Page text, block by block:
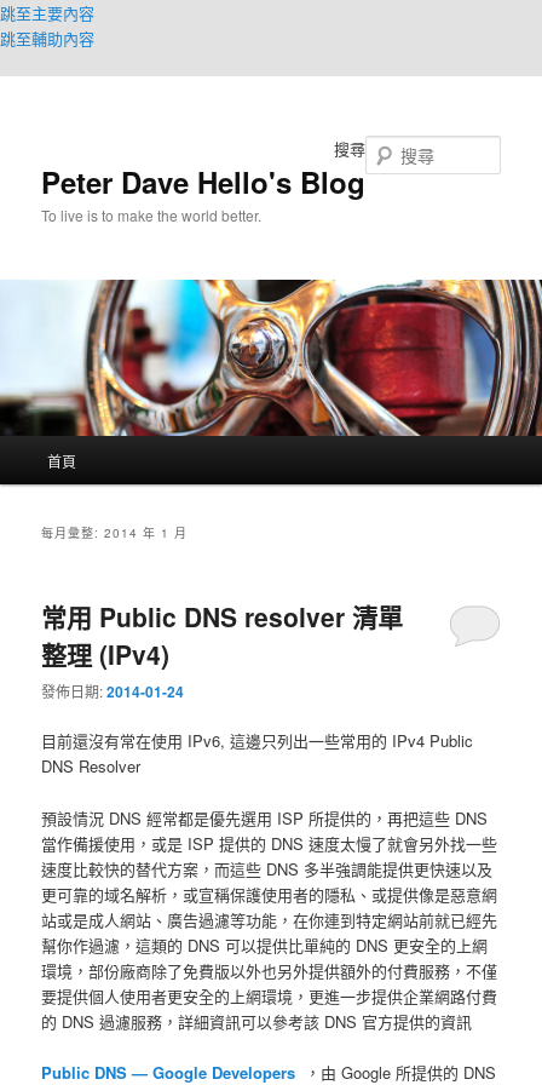
跳至主要內容
跳至輔助內容
Peter Dave Hello's Blog
To live is to make the world better.
搜尋
首頁
每月彙整:2014 年 1 月
常用 Public DNS resolver 清單
整理 (IPv4)
發佈日期:2014-01-24
目前還沒有常在使用 IPv6, 這邊只列出一些常用的 IPv4 Public
DNS Resolver
預設情況 DNS 經常都是優先選用 ISP 所提供的，再把這些 DNS
當作備援使用，或是 ISP 提供的 DNS 速度太慢了就會另外找一些
速度比較快的替代方案，而這些 DNS 多半強調能提供更快速以及
更可靠的域名解析，或宣稱保護使用者的隱私、或提供像是惡意網
站或是成人網站、廣告過濾等功能，在你連到特定網站前就已經先
幫你作過濾，這類的 DNS 可以提供比單純的 DNS 更安全的上網
環境，部份廠商除了免費版以外也另外提供額外的付費服務，不僅
要提供個人使用者更安全的上網環境，更進一步提供企業網路付費
的 DNS 過濾服務，詳細資訊可以參考該 DNS 官方提供的資訊
Public DNS — Google Developers ，由 Google 所提供的 DNS